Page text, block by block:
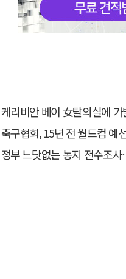
케리비안 베이 女탈의실에
축구협회, 15년 전 월드컵 예선
정부 느닷없는 농지 전수조사…